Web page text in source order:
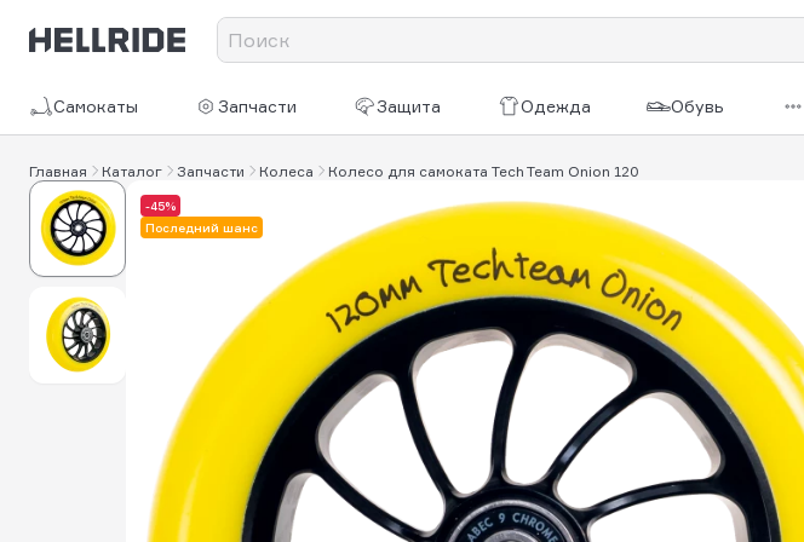
Самокаты Запчасти Защита Одежда Обувь
Главная Каталог Запчасти Колеса Колесо для самоката Tech Team Onion 120
-45%
Последний шанс